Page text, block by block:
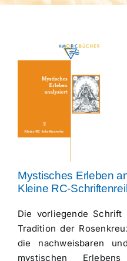
Mystisches Erleben
Kleine RC-
Die vorliegende
Tradition der
die nachweisbaren
mystischen